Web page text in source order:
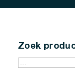
Zoek